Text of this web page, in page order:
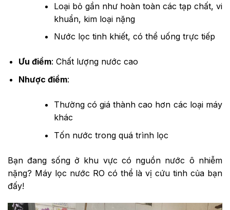
Loại bỏ gần như hoàn toàn các tạp chất, vi
khuẩn, kim loại nặng
Nước lọc tinh khiết, có thể uống trực tiếp
Ưu điểm: Chất lượng nước cao
Nhược điểm:
Thường có giá thành cao hơn các loại máy
khác
Tốn nước trong quá trình lọc
Bạn đang sống ở khu vực có nguồn nước ô nhiễm
nặng? Máy lọc nước RO có thể là vị cứu tinh của bạn
đấy!